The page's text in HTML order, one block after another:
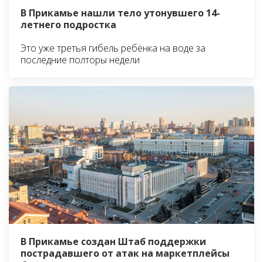
В Прикамье нашли тело утонувшего 14-
летнего подростка
Это уже третья гибель ребёнка на воде за
последние полторы недели
В Прикамье создан Штаб поддержки
пострадавшего от атак на маркетплейсы